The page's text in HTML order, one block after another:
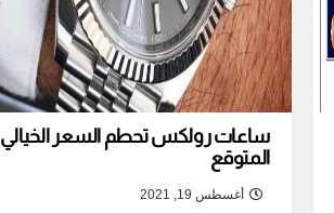
ساعات رولكس تحطم السعر الخيالي
المتوقع
أغسطس 19, 2021